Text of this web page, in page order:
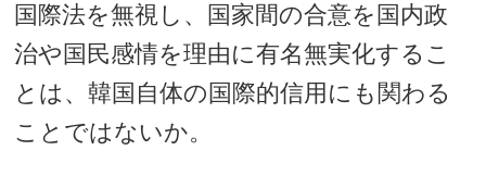
国際法を無視し、国家間の合意を国内政
治や国民感情を理由に有名無実化するこ
とは、韓国自体の国際的信用にも関わる
ことではないか。